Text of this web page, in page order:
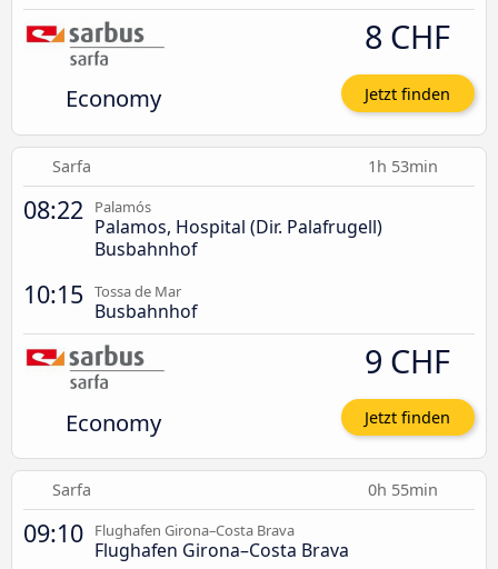
Economy
8 CHF
Jetzt finden
Sarfa 1h 53min
08:22 Palamós
Palamos, Hospital (Dir. Palafrugell)
Busbahnhof
10:15 Tossa de Mar
Busbahnhof
Economy
9 CHF
Jetzt finden
Sarfa 0h 55min
09:10 Flughafen Girona–Costa Brava
Flughafen Girona–Costa Brava